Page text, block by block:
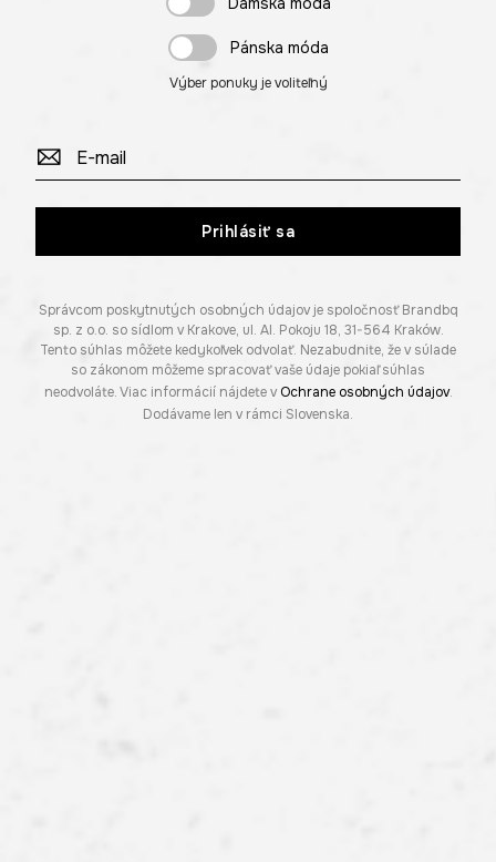
Pánska móda
Výber ponuky je voliteľný
Prihlásiť sa
Správcom poskytnutých osobných údajov je spoločnosť Brandbq
sp. z o.o. so sídlom v Krakove, ul. Al. Pokoju 18, 31-564 Kraków.
Tento súhlas môžete kedykoľvek odvolať. Nezabudnite, že v súlade
so zákonom môžeme spracovať vaše údaje pokiaľ súhlas
neodvoláte. Viac informácií nájdete v Ochrane osobných údajov.
Dodávame len v rámci Slovenska.